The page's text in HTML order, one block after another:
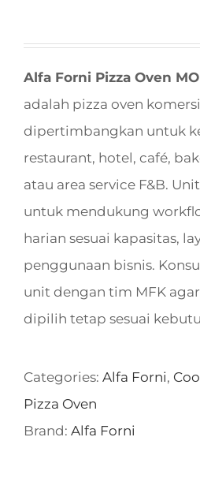
Alfa Forni Pizza Oven
adalah pizza oven
dipertimbangkan untuk
restaurant, hotel, café,
atau area service F&B.
untuk mendukung
harian sesuai kapasitas,
penggunaan bisnis.
unit dengan tim MFK
dipilih tetap sesuai
Categories: Alfa Forni,
Pizza Oven
Brand: Alfa Forni